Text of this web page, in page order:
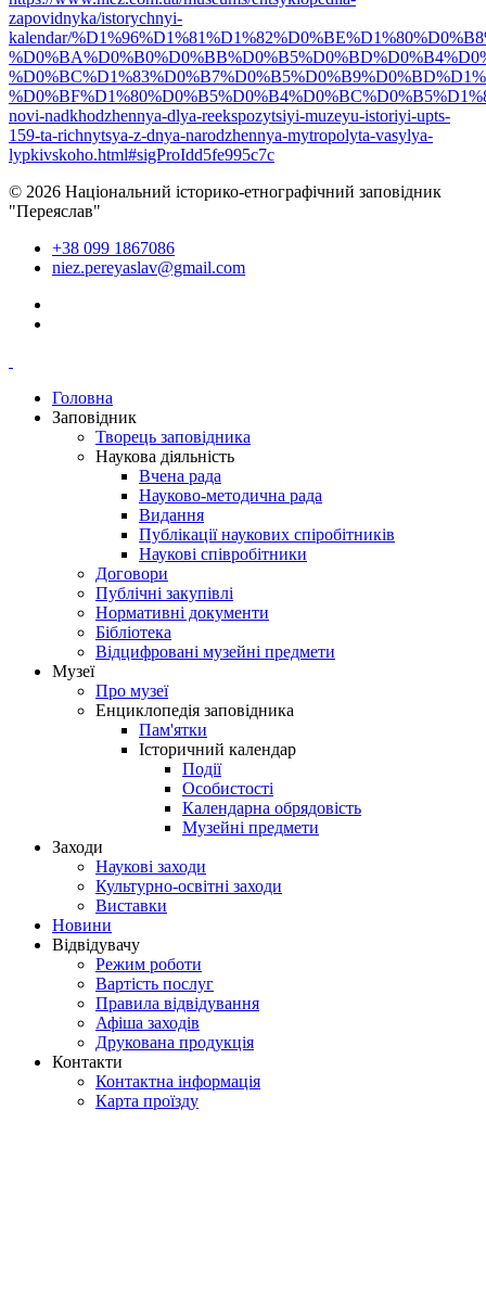
zapovidnyka/istorychnyi-
kalendar/
novi-nadkhodzhennya-dlya-reekspozytsiyi-muzeyu-istoriyi-upts-
159-ta-richnytsya-z-dnya-narodzhennya-mytropolyta-vasylya-
lypkivskoho.html#sigProIdd5fe995c7c
© 2026 Національний історико-етнографічний заповідник
"Переяслав"
+38 099 1867086
niez.pereyaslav@gmail.com
Головна
Заповідник
Творець заповідника
Наукова діяльність
Вчена рада
Науково-методична рада
Видання
Публікації наукових спіробітників
Наукові співробітники
Договори
Публічні закупівлі
Нормативні документи
Бібліотека
Відцифровані музейні предмети
Музеї
Про музеї
Енциклопедія заповідника
Пам'ятки
Історичний календар
Події
Особистості
Календарна обрядовість
Музейні предмети
Заходи
Наукові заходи
Культурно-освітні заходи
Виставки
Новини
Відвідувачу
Режим роботи
Вартість послуг
Правила відвідування
Афіша заходів
Друкована продукція
Контакти
Контактна інформація
Карта проїзду